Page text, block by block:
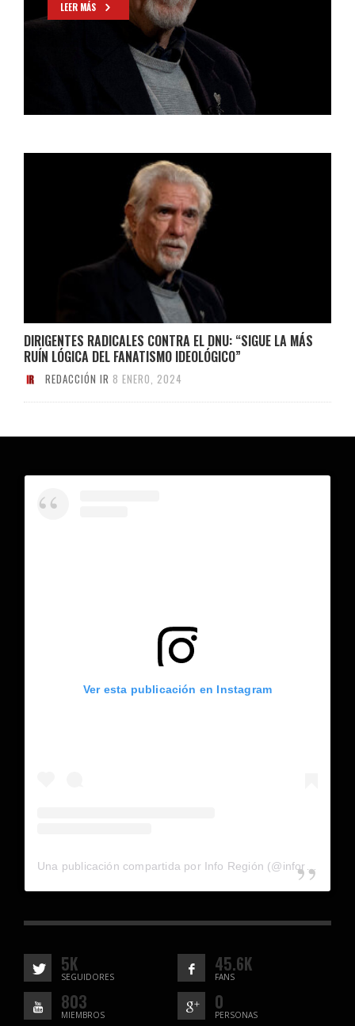
LEER MÁS
DIRIGENTES RADICALES CONTRA EL DNU: “SIGUE LA MÁS
RUÍN LÓGICA DEL FANATISMO IDEOLÓGICO”
REDACCIÓN IR 8 ENERO, 2024
Ver esta publicación en Instagram
5K
SEGUIDORES
45.6K
FANS
803
MIEMBROS
0
PERSONAS